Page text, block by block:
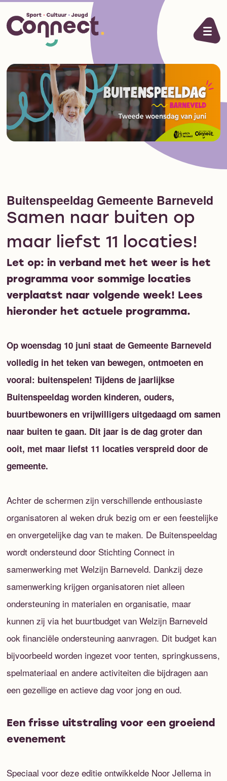
Ga naar de inhoud
Buitenspeeldag Gemeente Barneveld
Samen naar buiten op
maar liefst 11 locaties!
Let op: in verband met het weer is het
programma voor sommige locaties
verplaatst naar volgende week! Lees
hieronder het actuele programma.
Op woensdag 10 juni staat de Gemeente Barneveld
volledig in het teken van bewegen, ontmoeten en
vooral: buitenspelen! Tijdens de jaarlijkse
Buitenspeeldag worden kinderen, ouders,
buurtbewoners en vrijwilligers uitgedaagd om samen
naar buiten te gaan. Dit jaar is de dag groter dan
ooit, met maar liefst 11 locaties verspreid door de
gemeente.
Achter de schermen zijn verschillende enthousiaste
organisatoren al weken druk bezig om er een feestelijke
en onvergetelijke dag van te maken. De Buitenspeeldag
wordt ondersteund door Stichting Connect in
samenwerking met Welzijn Barneveld. Dankzij deze
samenwerking krijgen organisatoren niet alleen
ondersteuning in materialen en organisatie, maar
kunnen zij via het buurtbudget van Welzijn Barneveld
ook financiële ondersteuning aanvragen. Dit budget kan
bijvoorbeeld worden ingezet voor tenten, springkussens,
spelmateriaal en andere activiteiten die bijdragen aan
een gezellige en actieve dag voor jong en oud.
Een frisse uitstraling voor een groeiend
evenement
Speciaal voor deze editie ontwikkelde Noor Jellema in